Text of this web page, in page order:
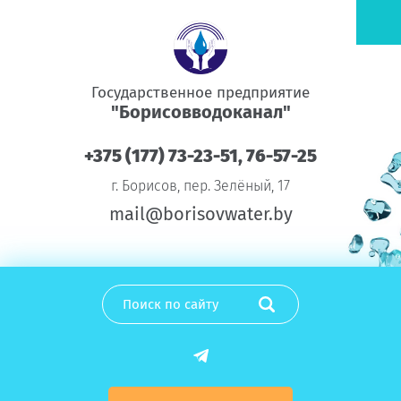
Государственное предприятие
"Борисовводоканал"
+375 (177) 73-23-51, 76-57-25
г. Борисов, пер. Зелёный, 17
mail@borisovwater.by